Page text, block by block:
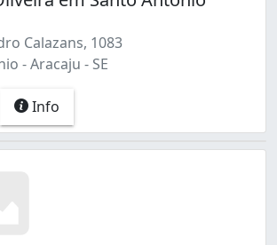
Calazans, 1083
- Aracaju - SE
Info